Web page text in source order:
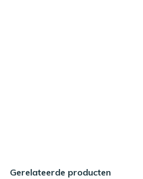
Gerelateerde producten